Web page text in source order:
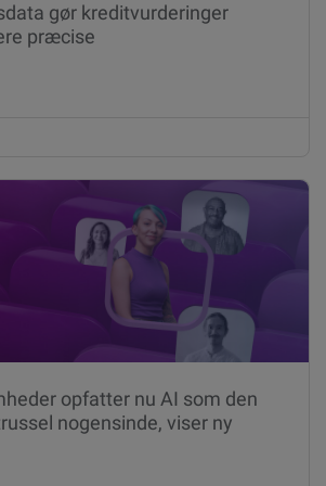
gør kreditvurderinger
præcise
opfatter nu AI som den
nogensinde, viser ny